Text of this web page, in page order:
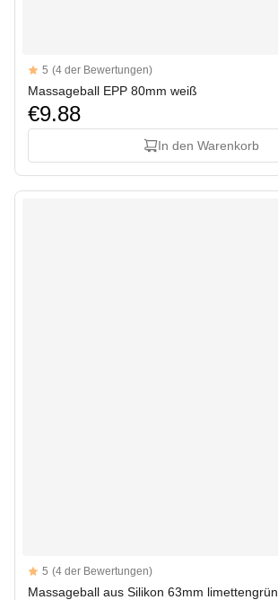
Reviews
5 out of 5 stars
5 (4 der Bewertungen)
Massageball EPP 80mm weiß
€9.88
In den Warenkorb
Reviews
5 out of 5 stars
5 (4 der Bewertungen)
Massageball aus Silikon 63mm limettengrün